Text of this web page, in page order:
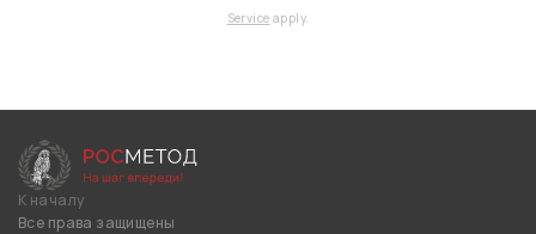
Service apply.
К началу
Все права защищены